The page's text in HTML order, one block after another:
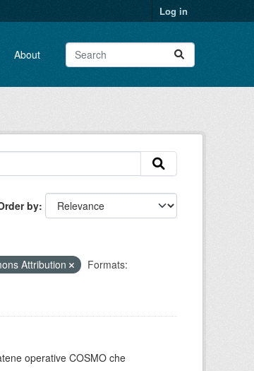
Log in
About
by
Attribution
Formats:
operative COSMO che